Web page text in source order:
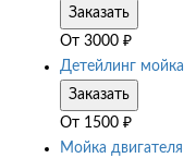
Заказать
От 3000 ₽
Детейлинг мойка
Заказать
От 1500 ₽
Мойка двигателя